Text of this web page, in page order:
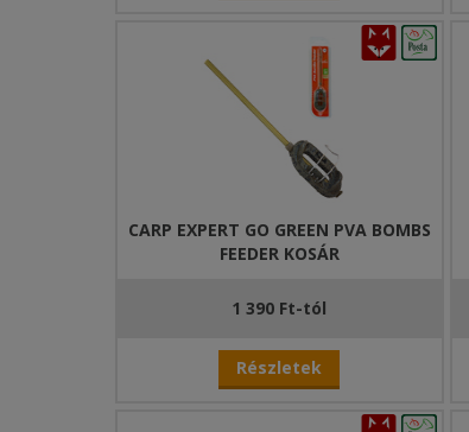
CARP EXPERT GO GREEN PVA BOMBS
FEEDER KOSÁR
1 390 Ft-tól
Részletek